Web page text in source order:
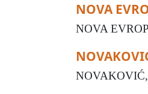
NOVA
NOVA
NOVAKOVIĆ,